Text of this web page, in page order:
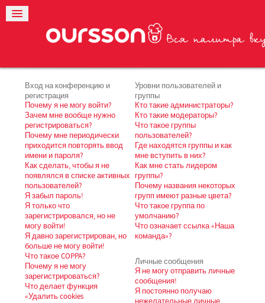
Вход на конференцию и
регистрация
Почему я не могу войти?
Зачем мне вообще нужно
регистрироваться?
Почему мне периодически
приходится повторять ввод
имени и пароля?
Как сделать, чтобы я не
появлялся в списке активных
пользователей?
Я забыл пароль!
Я только что
зарегистрировался, но не
могу войти!
Я давно зарегистрирован, но
больше не могу войти!
Что такое COPPA?
Почему я не могу
зарегистрироваться?
Что делает функция
«Удалить cookies
Уровни пользователей и
группы
Кто такие администраторы?
Кто такие модераторы?
Что такое группы
пользователей?
Где находятся группы и как
мне вступить в них?
Как мне стать лидером
группы?
Почему названия некоторых
групп имеют разные цвета?
Что такое группа по
умолчанию?
Что означает ссылка «Наша
команда»?
Личные сообщения
Я не могу отправить личные
сообщения!
Я постоянно получаю